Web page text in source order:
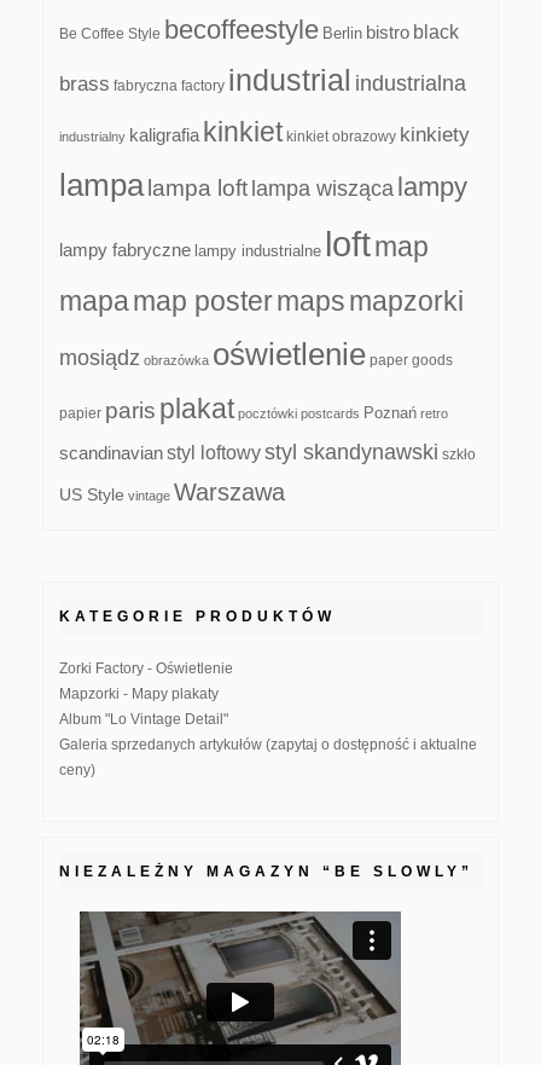
Be Coffee Style becoffeestyle Berlin bistro black
brass fabryczna factory industrial industrialna
industrialny kaligrafia kinkiet kinkiet obrazowy kinkiety
lampa lampa loft lampa wisząca lampy
lampy fabryczne lampy industrialne loftmap
mapamap postermapsmapzorki
mosiądz obrazówka oświetlenie paper goods
papier paris plakat pocztówki postcards Poznań retro
scandinavianstyl loftowystyl skandynawski szkło
US Style vintage Warszawa
KATEGORIE PRODUKTÓW
Zorki Factory - Oświetlenie
Mapzorki - Mapy plakaty
Album "Lo Vintage Detail"
Galeria sprzedanych artykułów (zapytaj o dostępność i aktualne
ceny)
NIEZALEŻNY MAGAZYN “BE SLOWLY”